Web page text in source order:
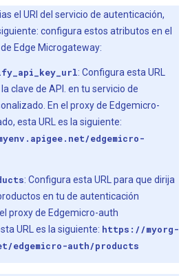
el URI del servicio de autenticación,
configura estos atributos en el
Edge Microgateway:
: Configura esta URL
clave de API. en tu servicio de
En el proxy de Edgemicro-
esta URL es la siguiente:
edgemicro-
: Configura esta URL para que dirija
en tu de autenticación
proxy de Edgemicro-auth
URL es la siguiente: https://myorg-
edgemicro-auth/products